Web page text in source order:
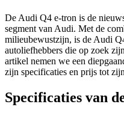
De Audi Q4 e-tron is de
segment van Audi. Met de
milieubewustzijn, is de Audi
autoliefhebbers die op zoek
artikel nemen we een
zijn specificaties en prijs tot
Specificaties van